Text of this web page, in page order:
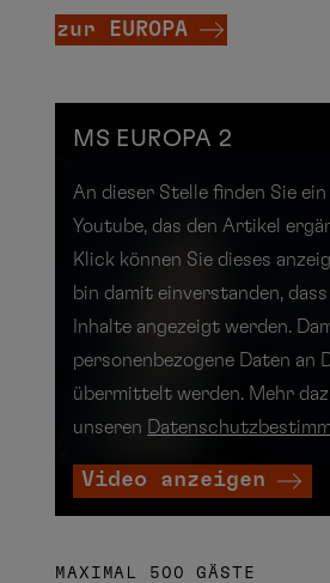
zur EUROPA
MS EUROPA 2
An dieser Stelle finden Sie ein
Youtube, das den Artikel
Klick können Sie dieses
bin damit einverstanden,
Inhalte angezeigt werden.
personenbezogene Daten
übermittelt werden. Mehr
unseren
Video anzeigen
MAXIMAL 500 GÄSTE